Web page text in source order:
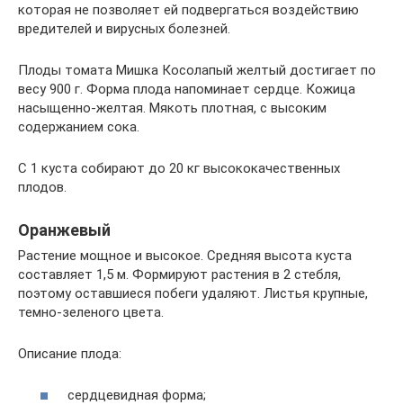
которая не позволяет ей подвергаться воздействию
вредителей и вирусных болезней.
Плоды томата Мишка Косолапый желтый достигает по
весу 900 г. Форма плода напоминает сердце. Кожица
насыщенно-желтая. Мякоть плотная, с высоким
содержанием сока.
С 1 куста собирают до 20 кг высококачественных
плодов.
Оранжевый
Растение мощное и высокое. Средняя высота куста
составляет 1,5 м. Формируют растения в 2 стебля,
поэтому оставшиеся побеги удаляют. Листья крупные,
темно-зеленого цвета.
Описание плода:
сердцевидная форма;